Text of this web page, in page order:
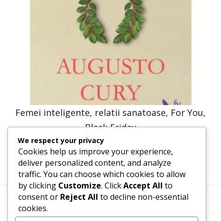
Femei inteligente, relatii sanatoase, For You,
Black Friday
33,83lei
Termeni, Condiții & Protecția Datelor (GDPR)
We respect your privacy
Cookies help us improve your experience,
deliver personalized content, and analyze
traffic. You can choose which cookies to allow
by clicking Customize. ClickAccept All to
consent or Reject All to decline non-essential
cookies.